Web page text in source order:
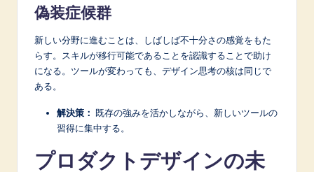
偽装症候群
新しい分野に進むことは、しばしば不十分さの感覚をもた
らす。スキルが移行可能であることを認識することで助け
になる。ツールが変わっても、デザイン思考の核は同じで
ある。
解決策： 既存の強みを活かしながら、新しいツールの
習得に集中する。
プロダクトデザインの未